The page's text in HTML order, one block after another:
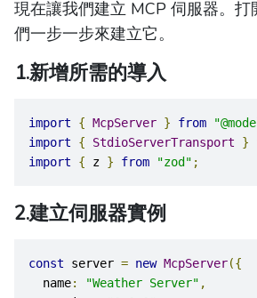
現在讓我們建立 MCP 伺服器。打
們一步一步來建立它。
1.新增所需的導入
import { McpServer } from
import
{ StdioServerTransport }
import
{ z } from "zod" ;
2.建立伺服器實例
const server = new McpServer({
  name
: "Weather Server" ,